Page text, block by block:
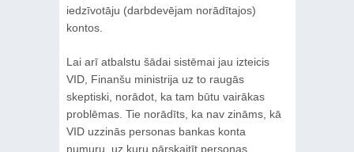
iedzīvotāju (darbdevējam norādītajos)
kontos.
Lai arī atbalstu šādai sistēmai jau izteicis
VID, Finanšu ministrija uz to raugās
skeptiski, norādot, ka tam būtu vairākas
problēmas. Tie norādīts, ka nav zināms, kā
VID uzzinās personas bankas konta
numuru, uz kuru pārskaitīt personas